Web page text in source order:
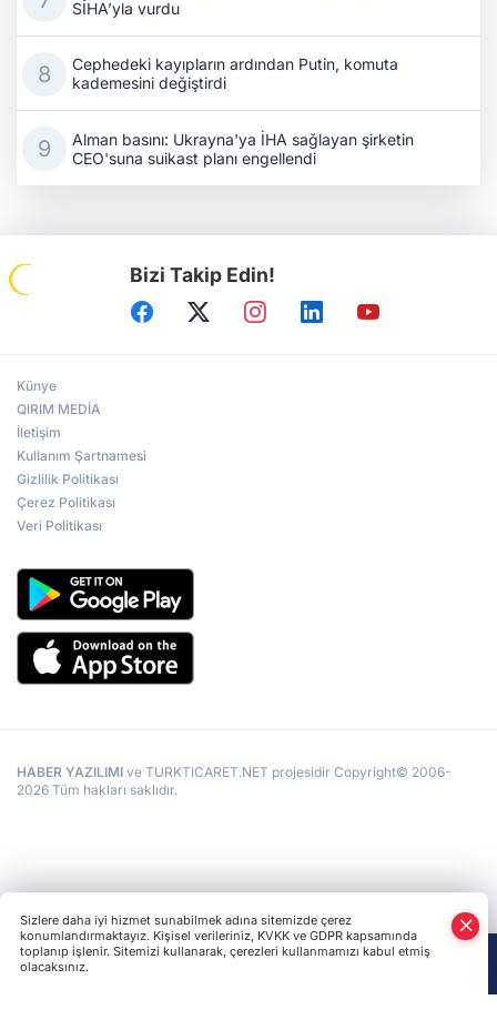
SİHA’yla vurdu
Cephedeki kayıpların ardından Putin, komuta
kademesini değiştirdi
Alman basını: Ukrayna'ya İHA sağlayan şirketin
CEO'suna suikast planı engellendi
Bizi Takip Edin!
Künye
QIRIM MEDİA
İletişim
Kullanım Şartnamesi
Gizlilik Politikası
Çerez Politikası
Veri Politikası
HABER YAZILIMI ve TURKTICARET.NET projesidir Copyright© 2006-
2026 Tüm hakları saklıdır.
Sizlere daha iyi hizmet sunabilmek adına sitemizde çerez
konumlandırmaktayız. Kişisel verileriniz, KVKK ve GDPR kapsamında
toplanıp işlenir. Sitemizi kullanarak, çerezleri kullanmamızı kabul etmiş
olacaksınız.